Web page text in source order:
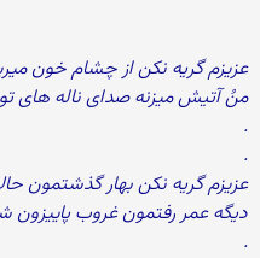
عزیزم گریه نکن از چشام خون
منُ آتیش میزنه صدای ناله های تو
.
.
عزیزم گریه نکن بهار گذشتمون
دیگه عمر رفتمون غروب پاییزون
.